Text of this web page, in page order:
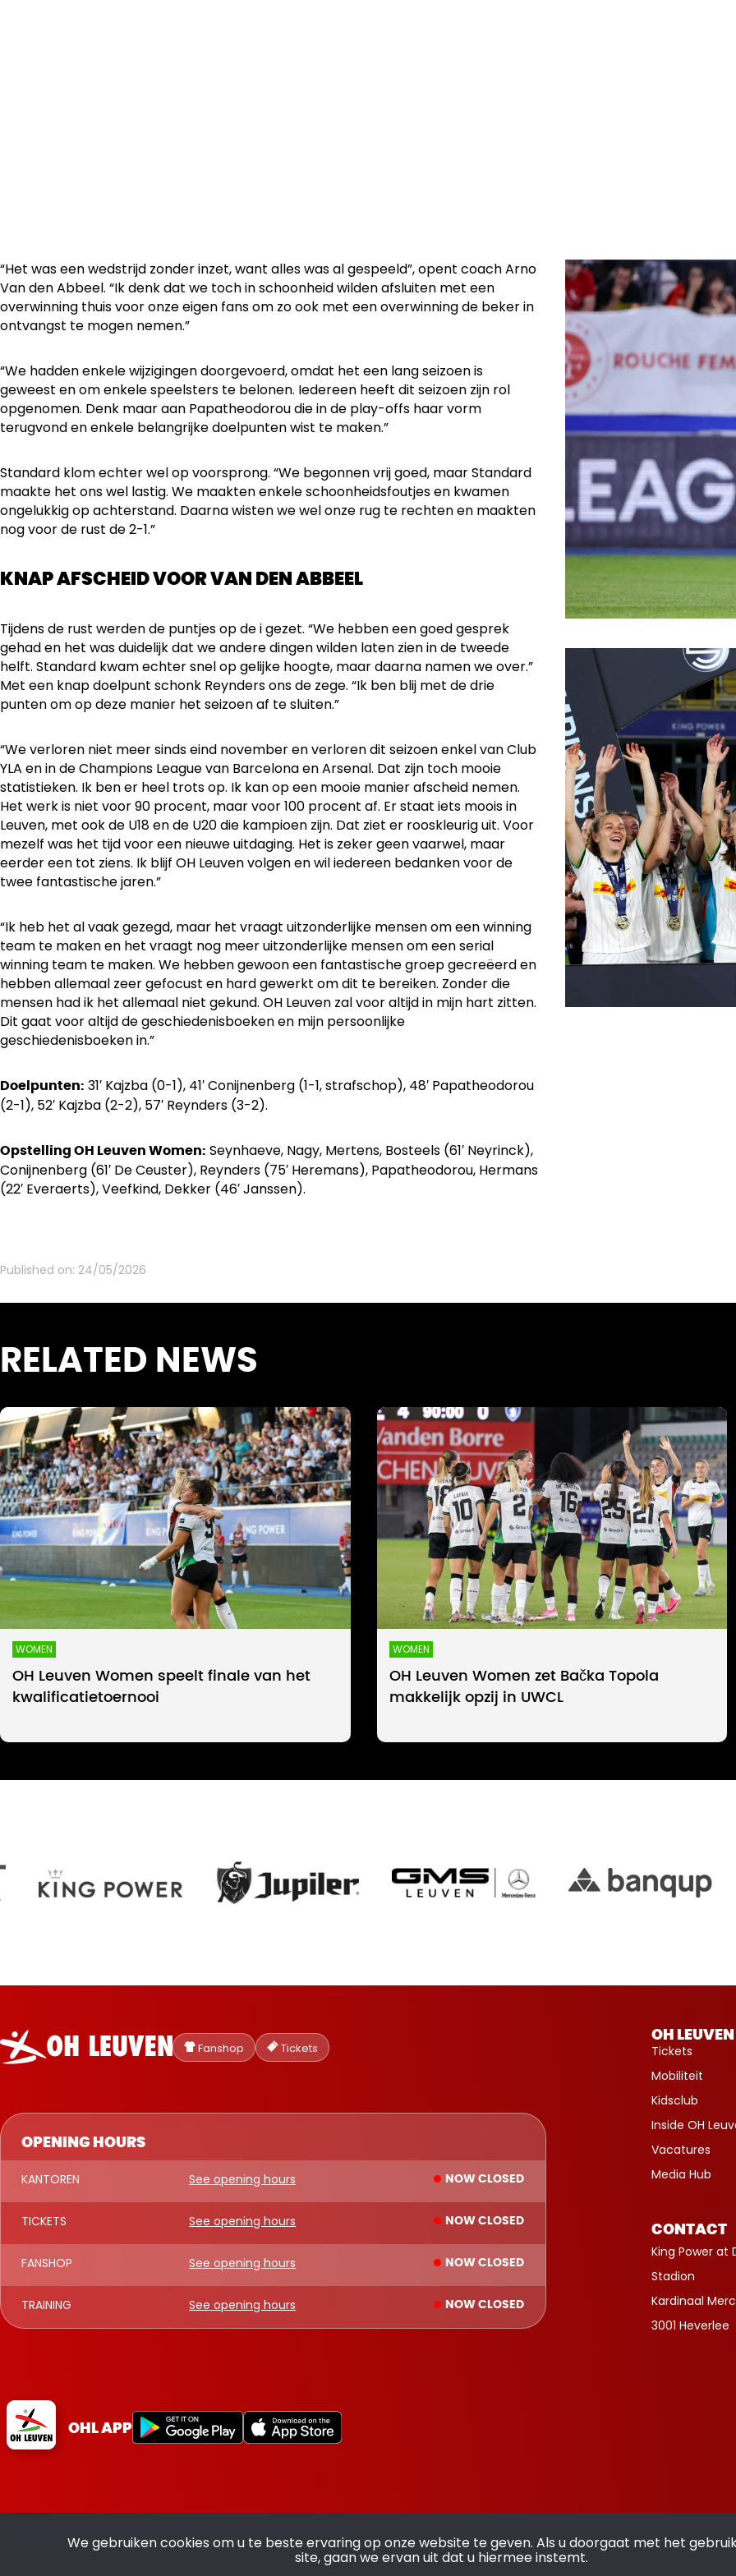
“Het was een wedstrijd zonder inzet, want alles was al gespeeld”, opent coach Arno
Van den Abbeel. “Ik denk dat we toch in schoonheid wilden afsluiten met een
overwinning thuis voor onze eigen fans om zo ook met een overwinning de beker in
ontvangst te mogen nemen.”
“We hadden enkele wijzigingen doorgevoerd, omdat het een lang seizoen is
geweest en om enkele speelsters te belonen. Iedereen heeft dit seizoen zijn rol
opgenomen. Denk maar aan Papatheodorou die in de play-offs haar vorm
terugvond en enkele belangrijke doelpunten wist te maken.”
Standard klom echter wel op voorsprong. “We begonnen vrij goed, maar Standard
maakte het ons wel lastig. We maakten enkele schoonheidsfoutjes en kwamen
ongelukkig op achterstand. Daarna wisten we wel onze rug te rechten en maakten
nog voor de rust de 2-1.”
KNAP AFSCHEID VOOR VAN DEN ABBEEL
Tijdens de rust werden de puntjes op de i gezet. “We hebben een goed gesprek
gehad en het was duidelijk dat we andere dingen wilden laten zien in de tweede
helft. Standard kwam echter snel op gelijke hoogte, maar daarna namen we over.”
Met een knap doelpunt schonk Reynders ons de zege. “Ik ben blij met de drie
punten om op deze manier het seizoen af te sluiten.”
“We verloren niet meer sinds eind november en verloren dit seizoen enkel van Club
YLA en in de Champions League van Barcelona en Arsenal. Dat zijn toch mooie
statistieken. Ik ben er heel trots op. Ik kan op een mooie manier afscheid nemen.
Het werk is niet voor 90 procent, maar voor 100 procent af. Er staat iets moois in
Leuven, met ook de U18 en de U20 die kampioen zijn. Dat ziet er rooskleurig uit. Voor
mezelf was het tijd voor een nieuwe uitdaging. Het is zeker geen vaarwel, maar
eerder een tot ziens. Ik blijf OH Leuven volgen en wil iedereen bedanken voor de
twee fantastische jaren.”
“Ik heb het al vaak gezegd, maar het vraagt uitzonderlijke mensen om een winning
team te maken en het vraagt nog meer uitzonderlijke mensen om een serial
winning team te maken. We hebben gewoon een fantastische groep gecreëerd en
hebben allemaal zeer gefocust en hard gewerkt om dit te bereiken. Zonder die
mensen had ik het allemaal niet gekund. OH Leuven zal voor altijd in mijn hart zitten.
Dit gaat voor altijd de geschiedenisboeken en mijn persoonlijke
geschiedenisboeken in.”
Doelpunten: 31′ Kajzba (0-1), 41′ Conijnenberg (1-1, strafschop), 48′ Papatheodorou
(2-1), 52′ Kajzba (2-2), 57′ Reynders (3-2).
Opstelling OH Leuven Women: Seynhaeve, Nagy, Mertens, Bosteels (61′ Neyrinck),
Conijnenberg (61′ De Ceuster), Reynders (75′ Heremans), Papatheodorou, Hermans
(22′ Everaerts), Veefkind, Dekker (46′ Janssen).
Published on: 24/05/2026
RELATED NEWS
WOMEN
OH Leuven Women speelt finale van het
kwalificatietoernooi
WOMEN
OH Leuven Women zet Bačka Topola
makkelijk opzij in UWCL
Oud-
Heverlee
Leuven
Fanshop Tickets
OPENING HOURS
KANTOREN See opening hours NOW CLOSED
TICKETS See opening hours NOW CLOSED
FANSHOP See opening hours NOW CLOSED
TRAINING See opening hours NOW CLOSED
OH LEUVEN
Tickets
Mobiliteit
Kidsclub
Inside OH
Vacatures
Media Hub
CONTACT
King Power at
Stadion
Kardinaal
3001 Heverlee
OHL APP
We gebruiken cookies om u te beste ervaring op onze website te geven. Als u doorgaat met het
site, gaan we ervan uit dat u hiermee instemt.